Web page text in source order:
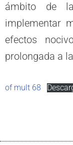
ámbito de
implementar
efectos
prolongada a
of mult 68